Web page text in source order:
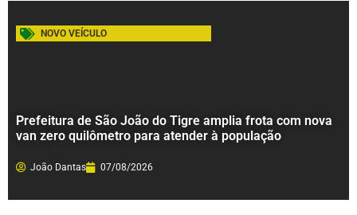
NOVO VEÍCULO
Prefeitura de São João do Tigre amplia frota com nova
van zero quilômetro para atender à população
João Dantas 07/08/2026